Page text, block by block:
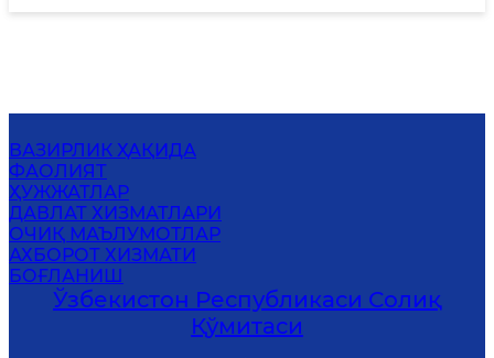
ВАЗИРЛИК ҲАҚИДА
ФАОЛИЯТ
ҲУЖЖАТЛАР
ДАВЛАТ ХИЗМАТЛАРИ
ОЧИҚ МАЪЛУМОТЛАР
АХБОРОТ ХИЗМАТИ
БОҒЛАНИШ
Ўзбекистон Республикаси Солиқ
Қўмитаси